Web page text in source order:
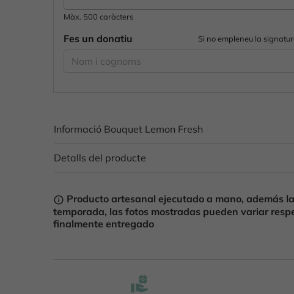
Màx. 500 caràcters
Fes un donatiu Si no empleneu la
Informació Bouquet Lemon Fresh
Detalls del producte
info_outline Producto artesanal ejecutado a mano, además
temporada, las fotos mostradas pueden variar
finalmente entregado